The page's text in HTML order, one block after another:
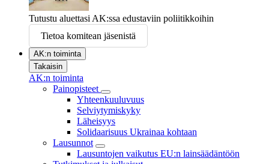
Tutustu aluettasi AK:ssa edustaviin poliitikkoihin
Tietoa komitean jäsenistä
AK:n toiminta
Takaisin
AK:n toiminta
Painopisteet
Yhteenkuuluvuus
Selviytymiskyky
Läheisyys
Solidaarisuus Ukrainaa kohtaan
Lausunnot
Lausuntojen vaikutus EU:n lainsäädäntöön